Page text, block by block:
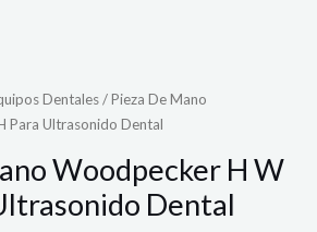
Dentales/ Pieza De Mano
Para Ultrasonido Dental
Woodpecker H W
Dental